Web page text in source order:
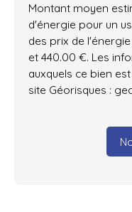
Montant moyen
d'énergie pour un
des prix de
et 440.00 €. Les
auxquels ce bien
site Géorisques :